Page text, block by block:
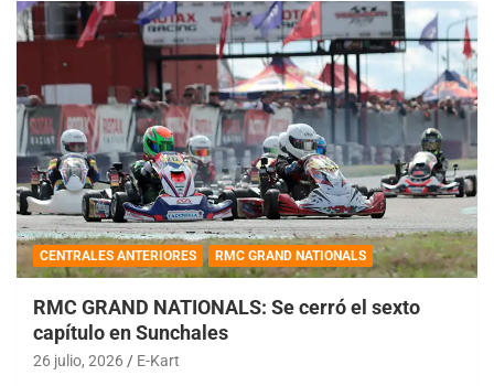
CENTRALES ANTERIORES RMC GRAND NATIONALS
RMC GRAND NATIONALS: Se cerró el sexto
capítulo en Sunchales
26 julio, 2026 E-Kart